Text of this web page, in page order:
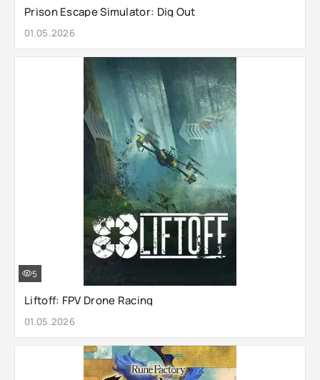
Prison Escape Simulator: Dig Out
01.05.2026
Liftoff: FPV Drone Racing
01.05.2026
5